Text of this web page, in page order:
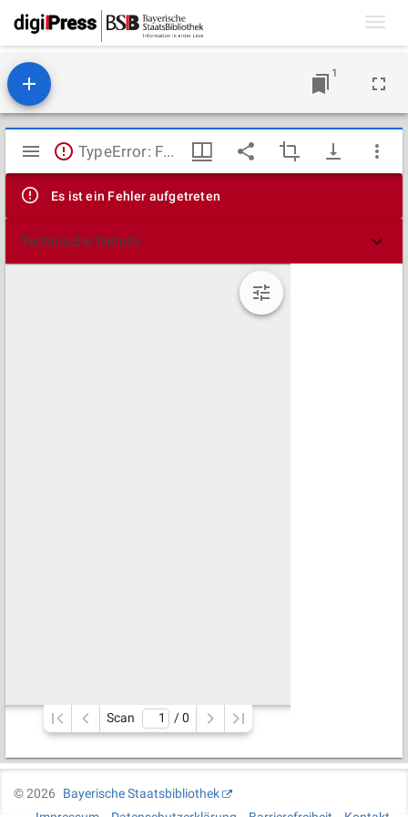
1
Mirador
Viewer
TypeError: Failed to fetch
Es ist ein Fehler aufgetreten
Technische Details
Scan / 0
©2026
Bayerische Staatsbibliothek